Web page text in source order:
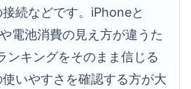
続などです。iPhoneと
電池消費の見え方が違うた
ンキングをそのまま信じる
いやすさを確認する方が大